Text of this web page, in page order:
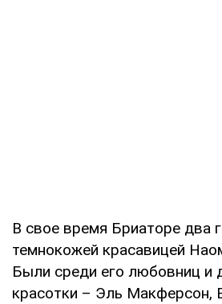
В свое время Бриаторе два
темнокожей красавицей
Были среди его любовниц и
красотки – Эль Макферсон,